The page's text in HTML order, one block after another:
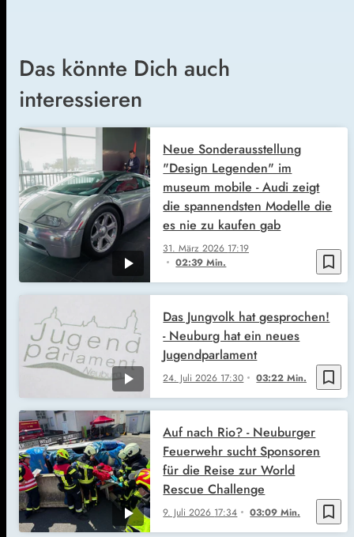
Das könnte Dich auch
interessieren
bookmark_border
31. März 2026 17:19
02:39 Min.
Neue Sonderausstellung
"Design Legenden" im
museum mobile - Audi zeigt
die spannendsten Modelle die
es nie zu kaufen gab
bookmark_border
24. Juli 2026 17:30 03:22 Min.
Das Jungvolk hat gesprochen!
- Neuburg hat ein neues
Jugendparlament
bookmark_border
9. Juli 2026 17:34 03:09 Min.
Auf nach Rio? - Neuburger
Feuerwehr sucht Sponsoren
für die Reise zur World
Rescue Challenge